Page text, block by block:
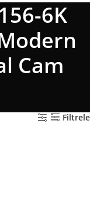
6K
Cam
Filtrele